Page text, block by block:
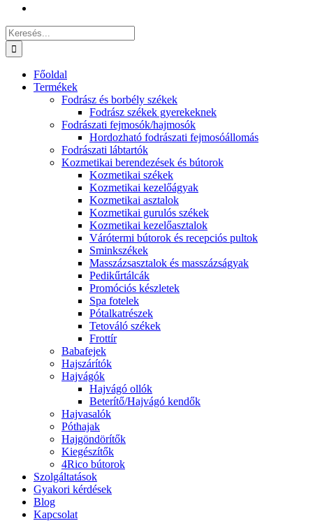
Keresés...
Főoldal
Termékek
Fodrász és borbély székek
Fodrász székek gyerekeknek
Fodrászati fejmosók/hajmosók
Hordozható fodrászati fejmosóállomás
Fodrászati lábtartók
Kozmetikai berendezések és bútorok
Kozmetikai székek
Kozmetikai kezelőágyak
Kozmetikai asztalok
Kozmetikai gurulós székek
Kozmetikai kezelőasztalok
Várótermi bútorok és recepciós pultok
Sminkszékek
Masszázsasztalok és masszázságyak
Pedikűrtálcák
Promóciós készletek
Spa fotelek
Pótalkatrészek
Tetováló székek
Frottír
Babafejek
Hajszárítók
Hajvágók
Hajvágó ollók
Beterítő/Hajvágó kendők
Hajvasalók
Póthajak
Hajgöndörítők
Kiegészítők
4Rico bútorok
Szolgáltatások
Gyakori kérdések
Blog
Kapcsolat